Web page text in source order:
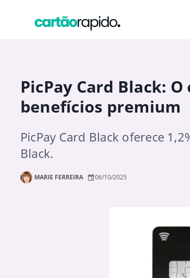
PicPay Card Black:
benefícios premium
PicPay Card Black oferece
Black.
MARIE FERREIRA 06/10/2025